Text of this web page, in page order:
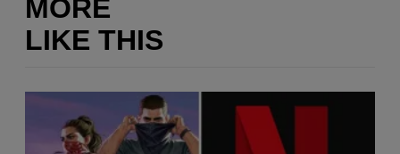
MORE
LIKE THIS